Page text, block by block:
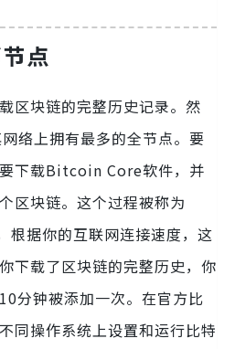
点
区块链的完整历史记录。然
络上拥有最多的全节点。要
下载Bitcoin Core软件，并
区块链。这个过程被称为
根据你的互联网连接速度，这
下载了区块链的完整历史，你
分钟被添加一次。在官方比
同操作系统上设置和运行比特